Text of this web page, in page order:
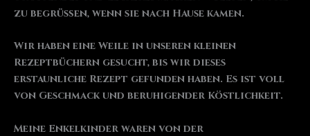
zu begrüßen, wenn sie nach Hause kamen.
Wir haben eine Weile in unseren kleinen
Rezeptbüchern gesucht, bis wir dieses
erstaunliche Rezept gefunden haben. Es ist voll
von Geschmack und beruhigender Köstlichkeit.
Meine Enkelkinder waren von der